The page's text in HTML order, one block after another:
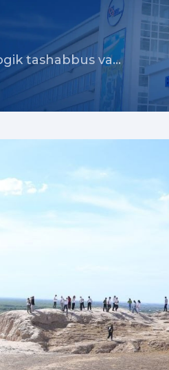
tashabbus va…